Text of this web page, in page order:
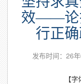
效——论
行正
发布时间：26
【字